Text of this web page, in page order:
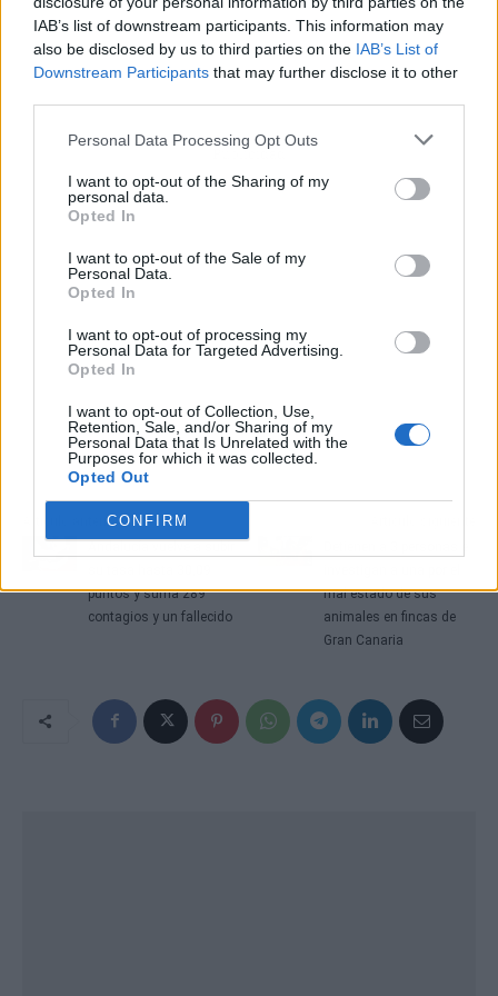
IAB’s list of downstream participants. This information may
also be disclosed by us to third parties on the IAB’s List of
Downstream Participants that may further disclose it to other
Personal Data Processing Opt Outs
I want to opt-out of the Sharing of my
personal data.
Opted In
I want to opt-out of the Sale of my
Personal Data.
Opted In
I want to opt-out of processing my
Personal Data for Targeted Advertising.
Opted In
I want to opt-out of Collection, Use,
Retention, Sale, and/or Sharing of my
Personal Data that Is Unrelated with the
Purposes for which it was collected.
Opted Out
CONFIRM
Publicidad
Artículo anterior
Andalucía vuelve a subir
puntos y suma 289
contagios y un fallecido
mal estado de sus
animales en fincas de
Gran Canaria